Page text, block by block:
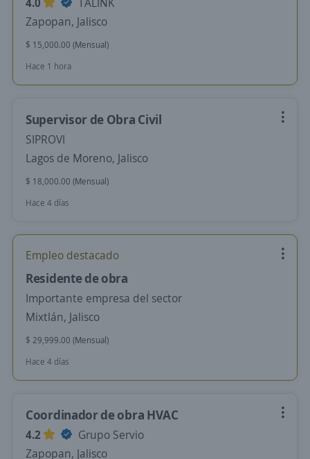
Zapopan, Jalisco
$ 15,000.00 (Mensual)
Hace 1 hora
Supervisor de Obra Civil
SIPROVI
Lagos de Moreno, Jalisco
$ 18,000.00 (Mensual)
Hace 4 días
Empleo destacado
Residente de obra
Importante empresa del sector
Mixtlán, Jalisco
$ 29,999.00 (Mensual)
Hace 4 días
Coordinador de obra HVAC
4.2
Grupo Servio
Zapopan, Jalisco